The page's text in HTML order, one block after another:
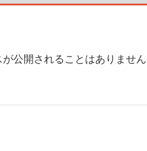
公開されることはありません